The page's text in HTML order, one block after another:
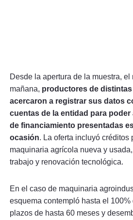
Desde la apertura de la muestra, el
mañana, productores de
acercaron a registrar sus datos
cuentas de la entidad para poder
de financiamiento presentadas
ocasión. La oferta incluyó créditos
maquinaria agrícola nueva y
trabajo y renovación tecnológica.
En el caso de maquinaria
esquema contempló hasta el
plazos de hasta 60 meses y